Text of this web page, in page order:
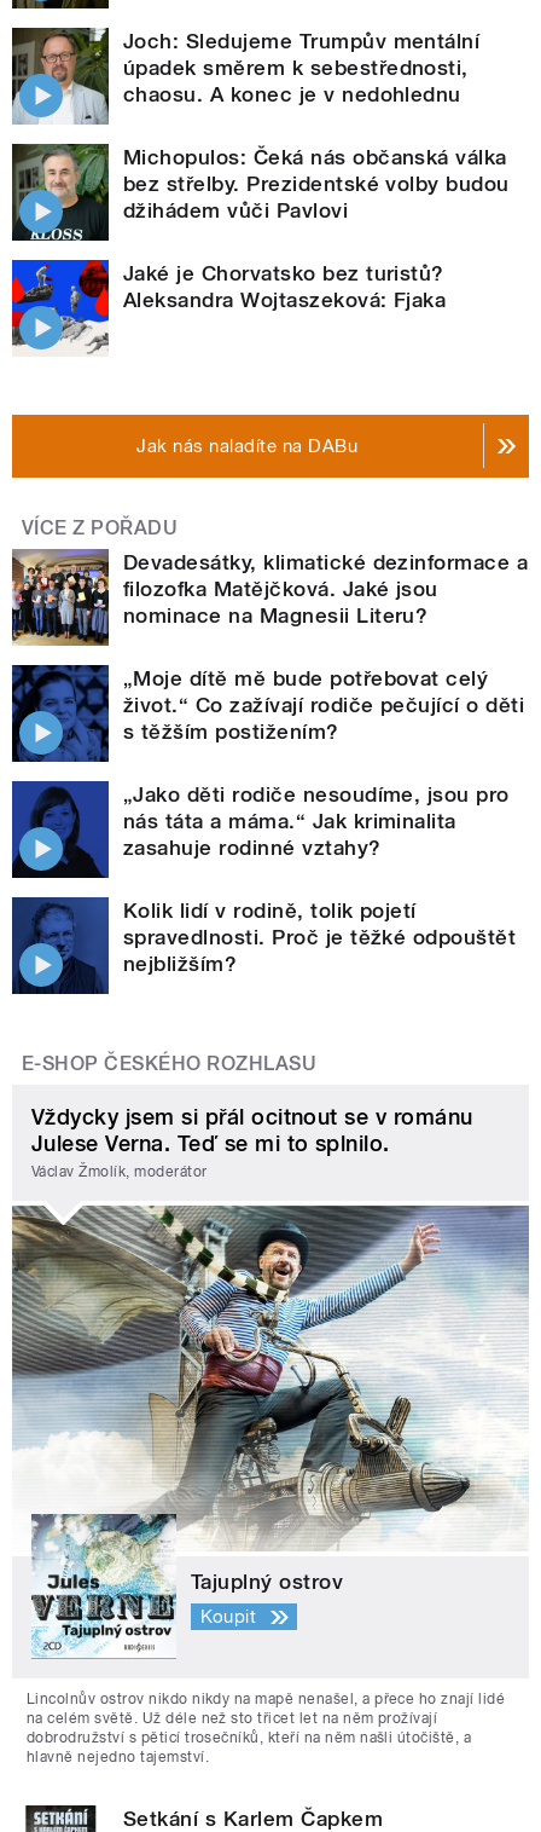
Joch: Sledujeme Trumpův mentální
úpadek směrem k sebestřednosti,
chaosu. A konec je v nedohlednu
Michopulos: Čeká nás občanská válka
bez střelby. Prezidentské volby budou
džihádem vůči Pavlovi
Jaké je Chorvatsko bez turistů?
Aleksandra Wojtaszeková: Fjaka
Jak nás naladíte na DABu
VÍCE Z POŘADU
Devadesátky, klimatické dezinformace a
filozofka Matějčková. Jaké jsou
nominace na Magnesii Literu?
„Moje dítě mě bude potřebovat celý
život.“ Co zažívají rodiče pečující o děti
s těžším postižením?
„Jako děti rodiče nesoudíme, jsou pro
nás táta a máma.“ Jak kriminalita
zasahuje rodinné vztahy?
Kolik lidí v rodině, tolik pojetí
spravedlnosti. Proč je těžké odpouštět
nejbližším?
E-SHOP ČESKÉHO ROZHLASU
Vždycky jsem si přál ocitnout se v románu
Julese Verna. Teď se mi to splnilo.
Václav Žmolík, moderátor
Tajuplný ostrov
Koupit
Lincolnův ostrov nikdo nikdy na mapě nenašel, a přece ho znají lidé
na celém světě. Už déle než sto třicet let na něm prožívají
dobrodružství s pěticí trosečníků, kteří na něm našli útočiště, a
hlavně nejedno tajemství.
Setkání s Karlem Čapkem